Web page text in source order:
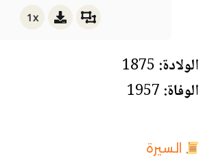
1x
الولادة:
الوفاة:
السيرة